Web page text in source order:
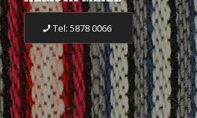
Tel: 5878 0066